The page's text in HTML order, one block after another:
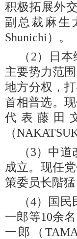
积极拓展外
副总裁麻生
Shunichi）。
（2）日
主要势力范
地方分权，
首相普选。
代表藤田
（
（3）中
成立。现任
策委员长階猛
（4）国
一郎等10余
一郎（